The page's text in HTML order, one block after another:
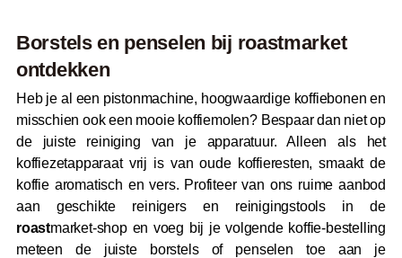
Borstels en penselen bij roastmarket
ontdekken
Heb je al een pistonmachine, hoogwaardige koffiebonen en
misschien ook een mooie koffiemolen? Bespaar dan niet op
de juiste reiniging van je apparatuur. Alleen als het
koffiezetapparaat vrij is van oude koffieresten, smaakt de
koffie aromatisch en vers. Profiteer van ons ruime aanbod
aan geschikte reinigers en reinigingstools in de
roastmarket-shop en voeg bij je volgende koffie-bestelling
meteen de juiste borstels of penselen toe aan je